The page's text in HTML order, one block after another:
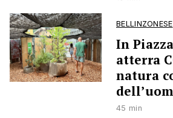
BELLINZONESE
In
atterra
natura
45 min